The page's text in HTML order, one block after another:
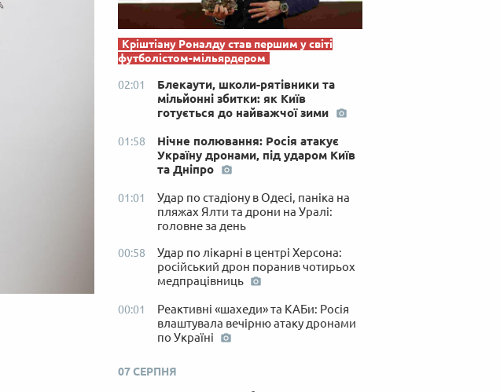
Кріштіану Роналду став першим у світі
футболістом-мільярдером
02:01
Блекаути, школи-рятівники та
мільйонні збитки: як Київ
готується до найважчої зими
01:58
Нічне полювання: Росія атакує
Україну дронами, під ударом Київ
та Дніпро
01:01
Удар по стадіону в Одесі, паніка на
пляжах Ялти та дрони на Уралі:
головне за день
00:58
Удар по лікарні в центрі Херсона:
російський дрон поранив чотирьох
медпрацівниць
00:01
Реактивні «шахеди» та КАБи: Росія
влаштувала вечірню атаку дронами
по Україні
07 СЕРПНЯ